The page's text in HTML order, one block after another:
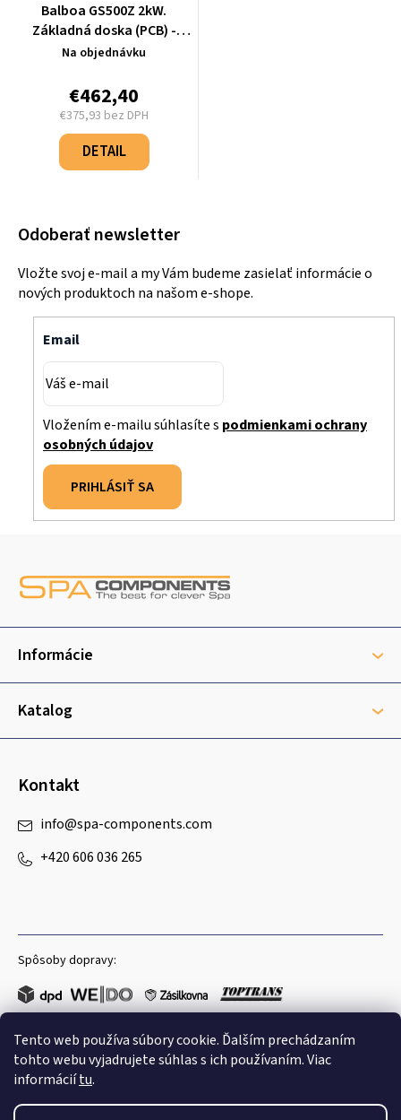
Tento web používa súbory cookie. Ďalším prechádzaním
tohto webu vyjadrujete súhlas s ich používaním. Viac
informáciítu.
Balboa GS500Z 2kW.
Základná doska (PCB) -
55432
Na objednávku
€462,40
€375,93 bez DPH
Jednotková
cena:
DETAIL
Odoberať newsletter
Vložte svoj e-mail a my Vám budeme zasielať informácie o
nových produktoch na našom e-shope.
Email
Vložením e-mailu súhlasíte s podmienkami ochrany
osobných údajov
PRIHLÁSIŤ SA
ä
i
Informácie
Katalog
Kontakt
info@spa-components.com
+420 606 036 265
Spôsoby dopravy:
Obľúbené spôsoby platby: